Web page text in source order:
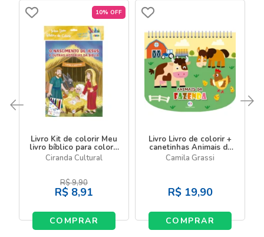
10% OFF
Livro Kit de colorir Meu
livro bíblico para colorir
- O nascimento de Jesus
Ciranda Cultural
R$9,90
R$ 8,91
COMPRAR
Livro Livro de colorir +
canetinhas Animais da
fazenda - Livro com
Camila Grassi
R$ 19,90
COMPRAR